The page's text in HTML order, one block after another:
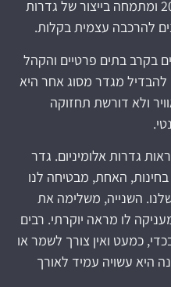
פורת מתכות הוקמה בשנת 2008 ומתמחה בייצור של גדרות
להרכבה עצמית בקלות.
בקרב בתים פרטיים והקהל
להבדיל מגדר מסוג אחר היא
ולא דורשת תחזוקה
גדרות אלומיניום. גדר
האחת, מבטיחה לנו
השנייה, משלימה את
לו מראה יוקרתי. רבים
כמעט ואין צורך לשמר או
היא עשויה עמיד לאורך